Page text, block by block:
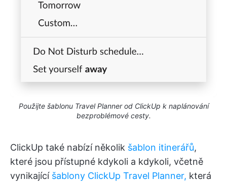
Použijte šablonu Travel Planner od ClickUp k naplánování
bezproblémové cesty.
ClickUp také nabízí několik šablon itinerářů,
které jsou přístupné kdykoli a kdykoli, včetně
vynikající šablony ClickUp Travel Planner, která